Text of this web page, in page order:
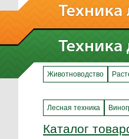
Животноводство
Лесная техника
Каталог